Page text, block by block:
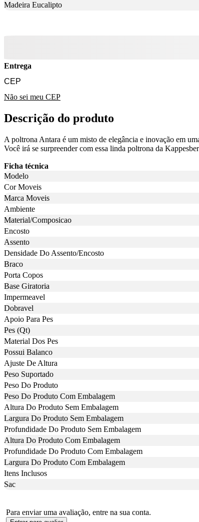
Madeira Eucalipto
Entrega
Não sei meu CEP
Descrição do produto
A poltrona Antara é um misto de elegância e inovação em
Você irá se surpreender com essa linda poltrona da
Ficha técnica
Modelo
Cor Moveis
Marca Moveis
Ambiente
Material/Composicao
Encosto
Assento
Densidade Do Assento/Encosto
Braco
Porta Copos
Base Giratoria
Impermeavel
Dobravel
Apoio Para Pes
Pes (Qt)
Material Dos Pes
Possui Balanco
Ajuste De Altura
Peso Suportado
Peso Do Produto
Peso Do Produto Com Embalagem
Altura Do Produto Sem Embalagem
Largura Do Produto Sem Embalagem
Profundidade Do Produto Sem Embalagem
Altura Do Produto Com Embalagem
Profundidade Do Produto Com Embalagem
Largura Do Produto Com Embalagem
Itens Inclusos
Sac
Para enviar uma avaliação, entre na sua conta.